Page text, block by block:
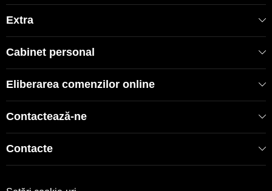
Extra
Cabinet personal
Eliberarea comenzilor online
Contactează-ne
Contacte